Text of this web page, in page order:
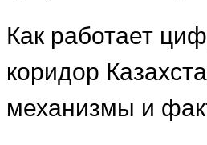
Как работает
коридор
механизмы и